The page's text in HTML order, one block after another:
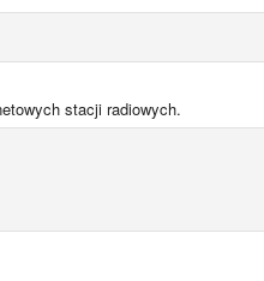
stacji radiowych.